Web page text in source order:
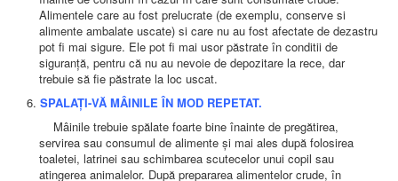
ORAR AUDIENŢE
COMUNICATE
HARTĂ SITE
PROGRAMARE ONLINE
Alimentele care au fost prelucrate (de exemplu, conserve si
alimente ambalate uscate) si care nu au fost afectate de dezastru
pot fi mai sigure. Ele pot fi mai usor păstrate în conditii de
siguranță, pentru că nu au nevoie de depozitare la rece, dar
trebuie să fie păstrate la loc uscat.
SPALAȚI-VĂ MÂINILE ÎN MOD REPETAT.
Mâinile trebuie spălate foarte bine înainte de pregătirea,
servirea sau consumul de alimente și mai ales după folosirea
toaletei, latrinei sau schimbarea scutecelor unui copil sau
atingerea animalelor. După prepararea alimentelor crude, în